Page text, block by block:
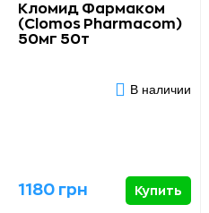
Кломид Фармаком
(Clomos Pharmacom)
50мг 50т
В наличии
1180 грн Купить